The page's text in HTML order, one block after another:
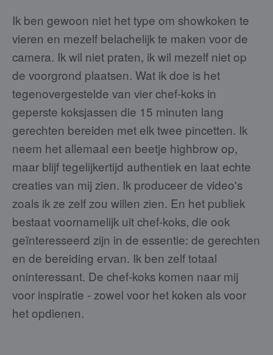
Ik ben gewoon niet het type om showkoken te
vieren en mezelf belachelijk te maken voor de
camera. Ik wil niet praten, ik wil mezelf niet op
de voorgrond plaatsen. Wat ik doe is het
tegenovergestelde van vier chef-koks in
geperste koksjassen die 15 minuten lang
gerechten bereiden met elk twee pincetten. Ik
neem het allemaal een beetje highbrow op,
maar blijf tegelijkertijd authentiek en laat echte
creaties van mij zien. Ik produceer de video's
zoals ik ze zelf zou willen zien. En het publiek
bestaat voornamelijk uit chef-koks, die ook
geïnteresseerd zijn in de essentie: de gerechten
en de bereiding ervan. Ik ben zelf totaal
oninteressant. De chef-koks komen naar mij
voor inspiratie - zowel voor het koken als voor
het opdienen.